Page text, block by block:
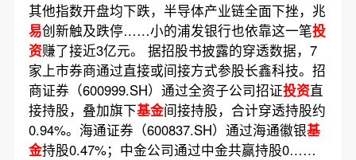
其他指数开盘均下跌，半导体产业链全面下挫，兆
易创新触及跌停……小的浦发银行也依靠这一笔投
资赚了接近3亿元。 据招股书披露的穿透数据，7
家上市券商通过直接或间接方式参股长鑫科技。招
商证券（600999.SH）通过全资子公司招证投资直
接持股，叠加旗下基金间接持股，合计穿透持股约
0.94%。海通证券（600837.SH）通过海通徽银基
金持股0.47%；中金公司通过中金共赢持股0……